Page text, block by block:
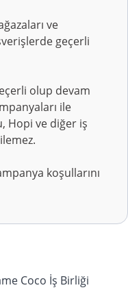
ve
geçerli
olup devam
ile
Hopi ve diğer iş
koşullarını
Coco İş Birliği